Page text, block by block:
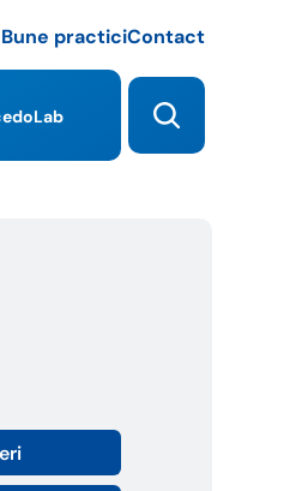
Bune practiciContact